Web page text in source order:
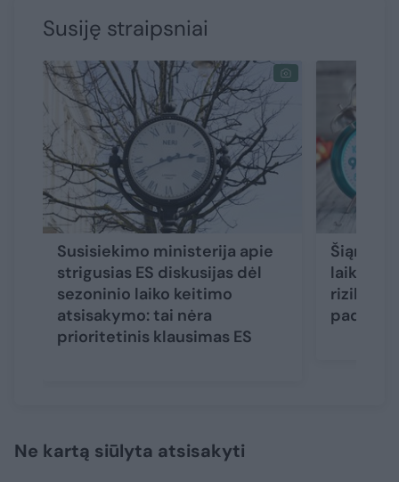
Susiję straipsniai
Susisiekimo ministerija apie
strigusias ES diskusijas dėl
sezoninio laiko keitimo
atsisakymo: tai nėra
prioritetinis klausimas ES
Šiąnakt
rizikas
padės
Ne kartą siūlyta atsisakyti